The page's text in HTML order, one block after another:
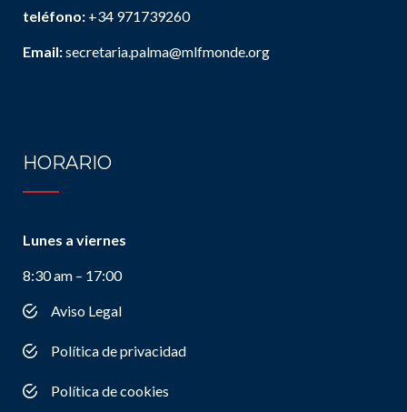
teléfono: +34 971739260
Email:secretaria.palma@mlfmonde.org
HORARIO
Lunes a viernes
8:30 am – 17:00
Aviso Legal
Política de privacidad
Política de cookies